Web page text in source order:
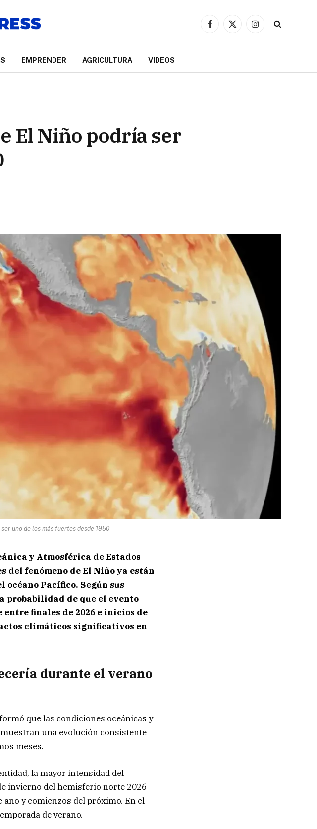
Facebook
X
Instagram
EMPRENDER AGRICULTURA VIDEOS
El Niño podría ser
uno de los más fuertes desde 1950
y Atmosférica de Estados
del fenómeno de El Niño ya están
Pacífico. Según sus
probabilidad de que el evento
finales de 2026 e inicios de
climáticos significativos en
durante el verano
que las condiciones oceánicas y
una evolución consistente
meses.
la mayor intensidad del
invierno del hemisferio norte 2026-
y comienzos del próximo. En el
de verano.